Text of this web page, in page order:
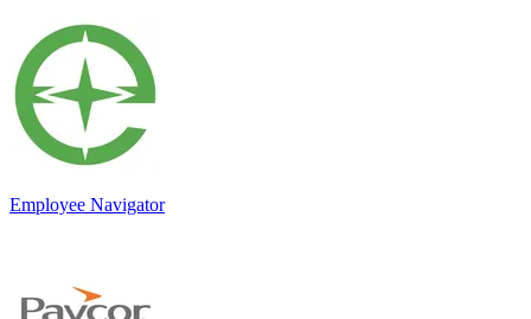
Employee Navigator